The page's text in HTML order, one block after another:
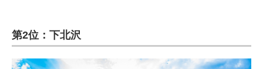
第2位：下北沢